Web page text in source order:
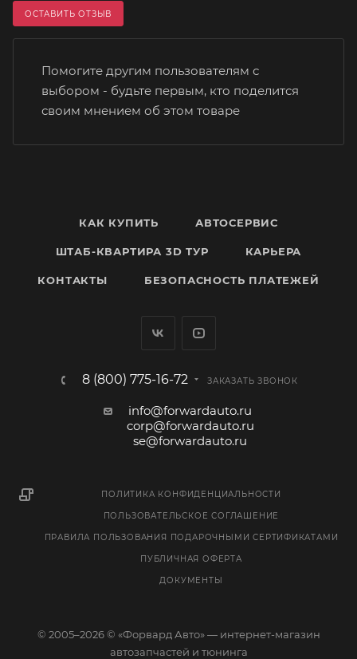
ОСТАВИТЬ ОТЗЫВ
Помогите другим пользователям с
выбором - будьте первым, кто поделится
своим мнением об этом товаре
КАК КУПИТЬ АВТОСЕРВИС
ШТАБ-КВАРТИРА 3D ТУР КАРЬЕРА
КОНТАКТЫ БЕЗОПАСНОСТЬ ПЛАТЕЖЕЙ
8 (800) 775-16-72 ЗАКАЗАТЬ ЗВОНОК
info@forwardauto.ru
corp@forwardauto.ru
se@forwardauto.ru
ПОЛИТИКА КОНФИДЕНЦИАЛЬНОСТИ
ПОЛЬЗОВАТЕЛЬСКОЕ СОГЛАШЕНИЕ
ПРАВИЛА ПОЛЬЗОВАНИЯ ПОДАРОЧНЫМИ СЕРТИФИКАТАМИ
ПУБЛИЧНАЯ ОФЕРТА
ДОКУМЕНТЫ
© 2005–2026 © «Форвард Авто» — интернет-магазин
автозапчастей и тюнинга